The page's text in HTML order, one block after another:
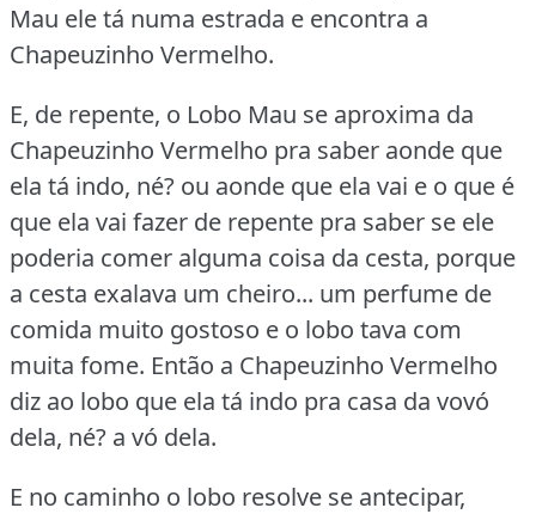
Mau ele tá numa estrada e encontra a
Chapeuzinho Vermelho.
E, de repente, o Lobo Mau se aproxima da
Chapeuzinho Vermelho pra saber aonde que
ela tá indo, né? ou aonde que ela vai e o que é
que ela vai fazer de repente pra saber se ele
poderia comer alguma coisa da cesta, porque
a cesta exalava um cheiro... um perfume de
comida muito gostoso e o lobo tava com
muita fome. Então a Chapeuzinho Vermelho
diz ao lobo que ela tá indo pra casa da vovó
dela, né? a vó dela.
E no caminho o lobo resolve se antecipar,